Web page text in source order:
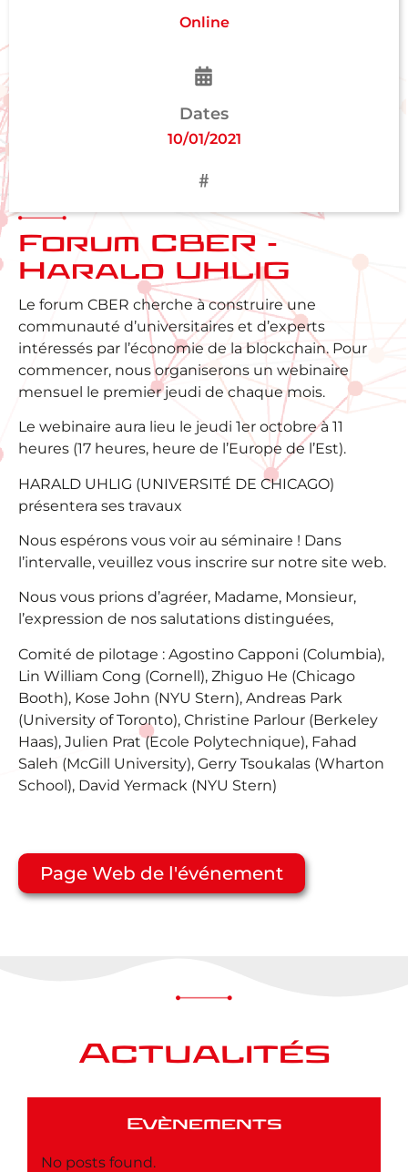
Online
Dates
10/01/2021
Forum CBER -
Harald UHLIG
Le forum CBER cherche à construire une
communauté d’universitaires et d’experts
intéressés par l’économie de la blockchain. Pour
commencer, nous organiserons un webinaire
mensuel le premier jeudi de chaque mois.
Le webinaire aura lieu le jeudi 1er octobre à 11
heures (17 heures, heure de l’Europe de l’Est).
HARALD UHLIG (UNIVERSITÉ DE CHICAGO)
présentera ses travaux
Nous espérons vous voir au séminaire ! Dans
l’intervalle, veuillez vous inscrire sur notre site web.
Nous vous prions d’agréer, Madame, Monsieur,
l’expression de nos salutations distinguées,
Comité de pilotage : Agostino Capponi (Columbia),
Lin William Cong (Cornell), Zhiguo He (Chicago
Booth), Kose John (NYU Stern), Andreas Park
(University of Toronto), Christine Parlour (Berkeley
Haas), Julien Prat (Ecole Polytechnique), Fahad
Saleh (McGill University), Gerry Tsoukalas (Wharton
School), David Yermack (NYU Stern)
Page Web de l'événement
Actualités
Evènements
No posts found.